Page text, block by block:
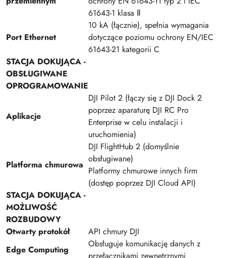
61643-1 klasa Ⅱ
Port Ethernet
10 kA (łącznie), spełnia wymagania
dotyczące poziomu ochrony EN/IEC
61643-21 kategorii C
STACJA DOKUJĄCA -
OBSŁUGIWANE
OPROGRAMOWANIE
Aplikacje
DJI Pilot 2 (łączy się z DJI Dock 2
poprzez aparaturę DJI RC Pro
Enterprise w celu instalacji i
uruchomienia)
Platforma chmurowa
DJI FlightHub 2 (domyślnie
obsługiwane)
Platformy chmurowe innych firm
(dostęp poprzez DJI Cloud API)
STACJA DOKUJĄCA -
MOŻLIWOŚĆ
ROZBUDOWY
Otwarty protokół
API chmury DJI
Edge Computing
Obsługuje komunikację danych z
przełącznikami zewnętrznymi